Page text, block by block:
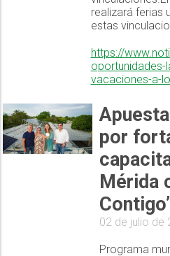
realizará ferias
estas
https://
oportunidades-
vacaciones-a-
por
Mérida
02 de julio de
Programa